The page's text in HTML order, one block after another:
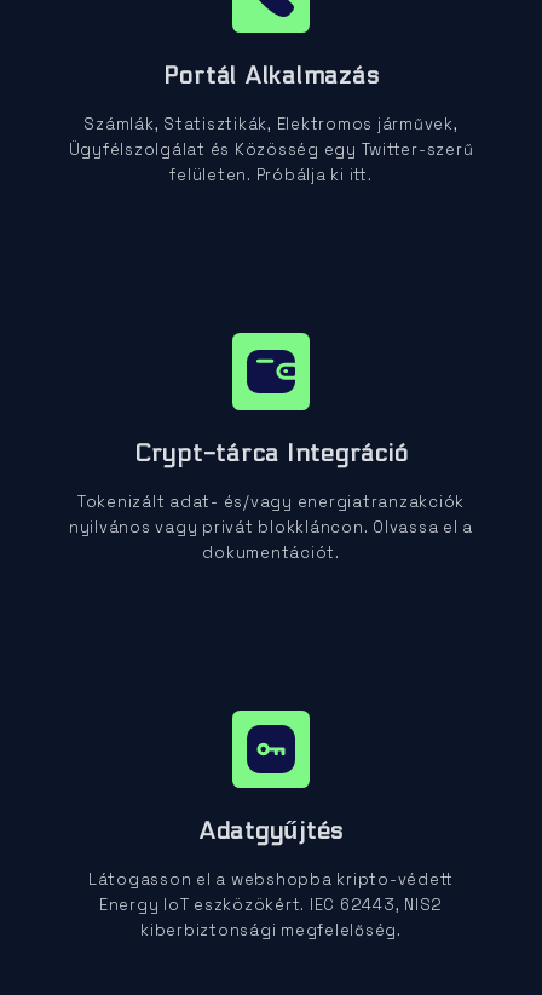
Portál Alkalmazás
Számlák, Statisztikák, Elektromos járművek,
Ügyfélszolgálat és Közösség egy Twitter-szerű
felületen. Próbálja ki itt.
Crypt-tárca Integráció
Tokenizált adat- és/vagy energiatranzakciók
nyilvános vagy privát blokkláncon. Olvassa el a
dokumentációt.
Adatgyűjtés
Látogasson el a webshopba kripto-védett
Energy IoT eszközökért. IEC 62443, NIS2
kiberbiztonsági megfelelőség.